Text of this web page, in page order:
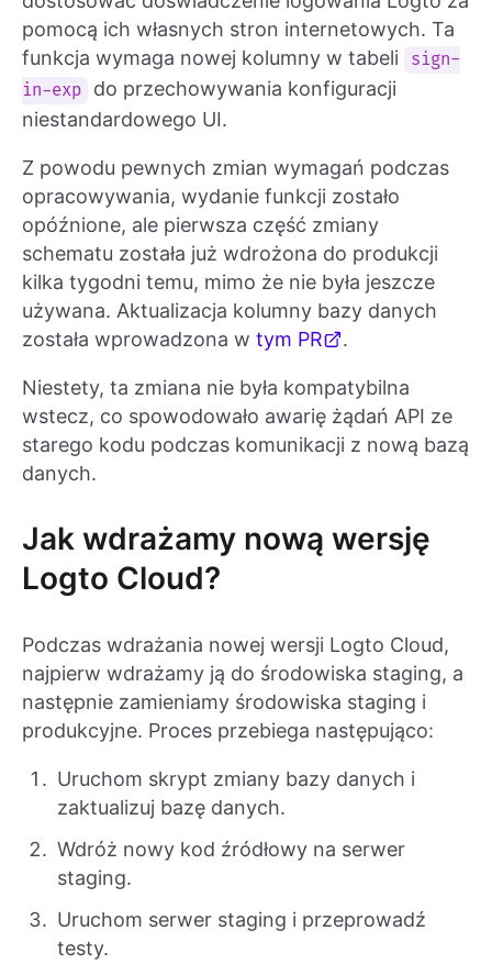
pomocą ich własnych stron internetowych. Ta
funkcja wymaga nowej kolumny w tabeli
sign-
in-exp
do przechowywania konfiguracji
niestandardowego UI.
Z powodu pewnych zmian wymagań podczas
opracowywania, wydanie funkcji zostało
opóźnione, ale pierwsza część zmiany
schematu została już wdrożona do produkcji
kilka tygodni temu, mimo że nie była jeszcze
używana. Aktualizacja kolumny bazy danych
została wprowadzona w tym PR .
Niestety, ta zmiana nie była kompatybilna
wstecz, co spowodowało awarię żądań API ze
starego kodu podczas komunikacji z nową bazą
danych.
Jak wdrażamy nową wersję
Logto Cloud?
Podczas wdrażania nowej wersji Logto Cloud,
najpierw wdrażamy ją do środowiska staging, a
następnie zamieniamy środowiska staging i
produkcyjne. Proces przebiega następująco:
Uruchom skrypt zmiany bazy danych i
zaktualizuj bazę danych.
Wdróż nowy kod źródłowy na serwer
staging.
Uruchom serwer staging i przeprowadź
testy.